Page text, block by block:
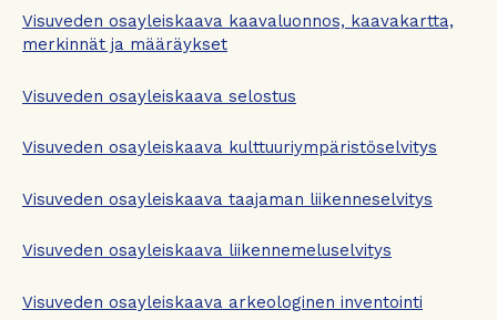
Visuveden osayleiskaava kaavaluonnos, kaavakartta,
merkinnät ja määräykset
Visuveden osayleiskaava selostus
Visuveden osayleiskaava kulttuuriympäristöselvitys
Visuveden osayleiskaava taajaman liikenneselvitys
Visuveden osayleiskaava liikennemeluselvitys
Visuveden osayleiskaava arkeologinen inventointi